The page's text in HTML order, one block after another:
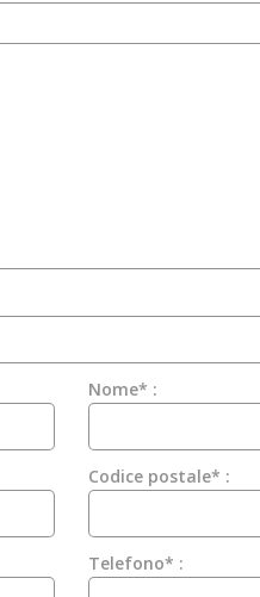
Nome* :
Codice postale* :
Telefono* :